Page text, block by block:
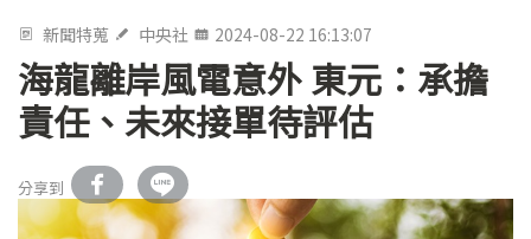
新聞特蒐 中央社 2024-08-22 16:13:07
海龍離岸風電意外 東元：承擔
責任、未來接單待評估
分享到